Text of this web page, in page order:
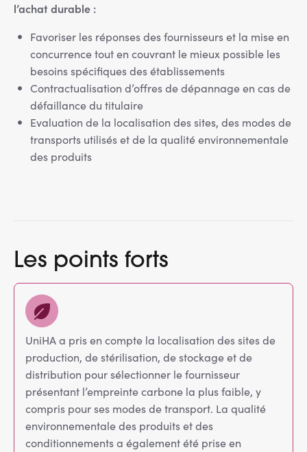
l’achat durable :
Favoriser les réponses des fournisseurs et la mise en
concurrence tout en couvrant le mieux possible les
besoins spécifiques des établissements
Contractualisation d’offres de dépannage en cas de
défaillance du titulaire
Evaluation de la localisation des sites, des modes de
transports utilisés et de la qualité environnementale
des produits
Les points forts
UniHA a pris en compte la localisation des sites de
production, de stérilisation, de stockage et de
distribution pour sélectionner le fournisseur
présentant l’empreinte carbone la plus faible, y
compris pour ses modes de transport. La qualité
environnementale des produits et des
conditionnements a également été prise en